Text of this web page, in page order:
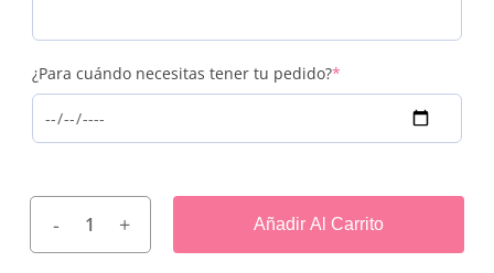
¿Para cuándo necesitas tener tu pedido?*(required)
Añadir Al Carrito